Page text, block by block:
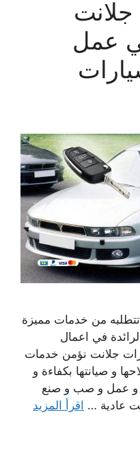
جلانت
فني عمل
من خدمات مميزة
في اعمال
جلانت نؤمن خدمات
و صيانتها بكفاءة و
و عمل و صب و صنع
عادية … اقرأ المزيد